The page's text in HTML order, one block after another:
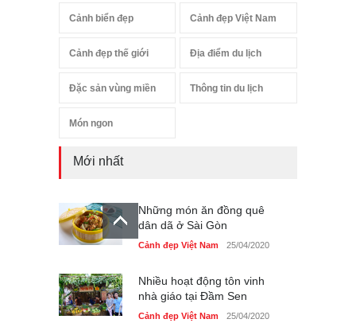
Cảnh biển đẹp Cảnh đẹp Việt Nam
Cảnh đẹp thế giới Địa điểm du lịch
Đặc sản vùng miền Thông tin du lịch
Món ngon
Mới nhất
Những món ăn đồng quê
dân dã ở Sài Gòn
Cảnh đẹp Việt Nam 25/04/2020
Nhiều hoạt động tôn vinh
nhà giáo tại Đầm Sen
Cảnh đẹp Việt Nam 25/04/2020